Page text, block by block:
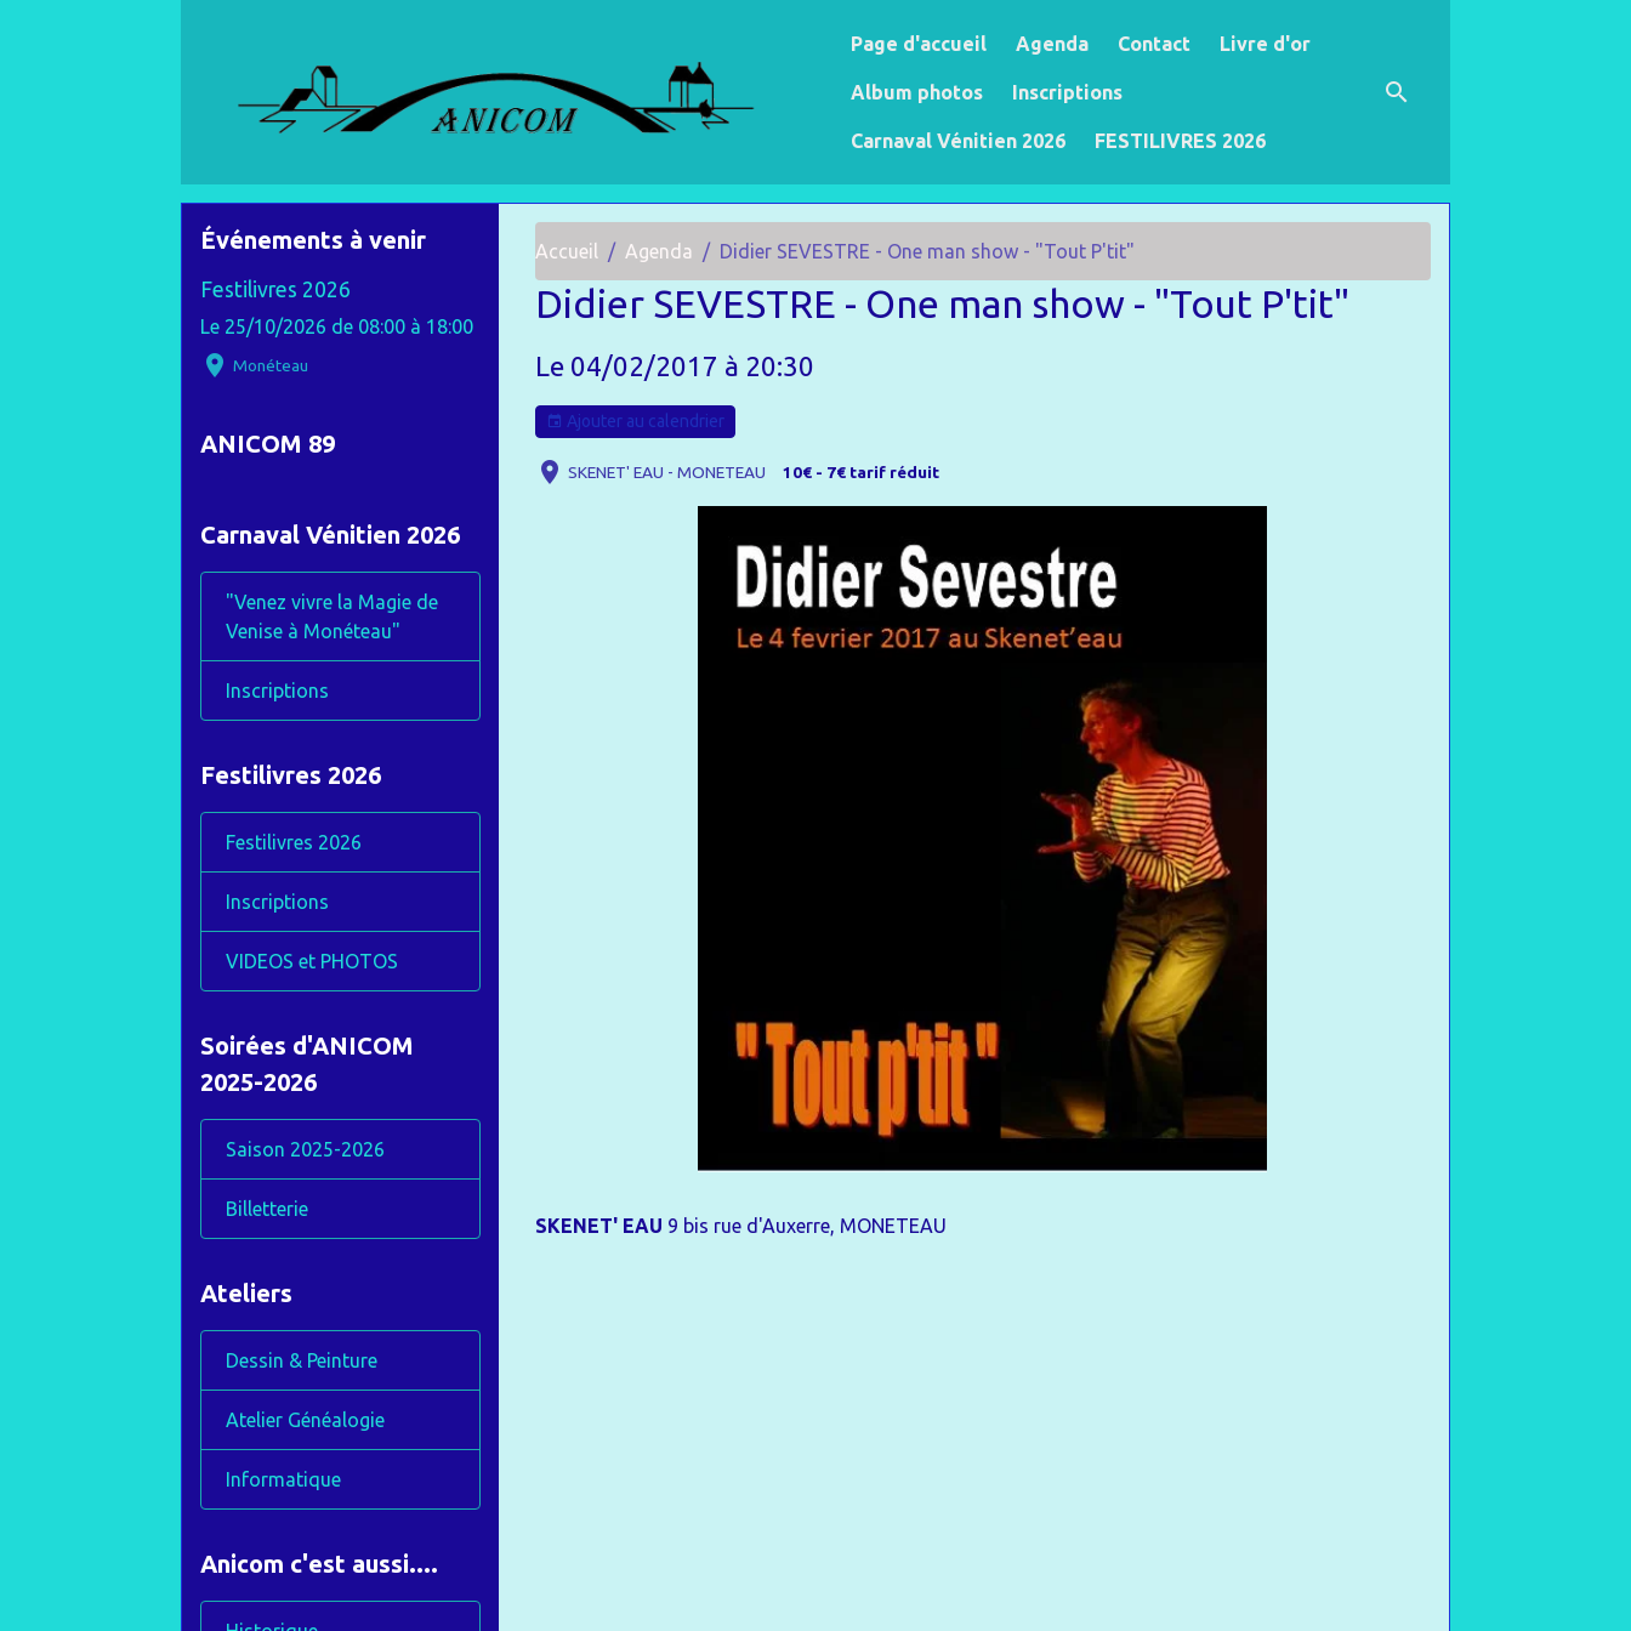
Page d'accueil Agenda Contact Livre d'or
Album photos Inscriptions
Carnaval Vénitien 2026 FESTILIVRES 2026
Accueil Agenda Didier SEVESTRE - One man show - "Tout P'tit"
Didier SEVESTRE - One man show - "Tout P'tit"
Le 04/02/2017 à 20:30
Ajouter au calendrier
SKENET' EAU - MONETEAU 10€ - 7€ tarif réduit
SKENET' EAU 9 bis rue d'Auxerre, MONETEAU
Événements à venir
Festilivres 2026
Le 25/10/2026 de 08:00 à 18:00
Monéteau
ANICOM 89
Carnaval Vénitien 2026
"Venez vivre la Magie de
Venise à Monéteau"
Inscriptions
Festilivres 2026
Festilivres 2026
Inscriptions
VIDEOS et PHOTOS
Soirées d'ANICOM
2025-2026
Saison 2025-2026
Billetterie
Ateliers
Dessin & Peinture
Atelier Généalogie
Informatique
Anicom c'est aussi....